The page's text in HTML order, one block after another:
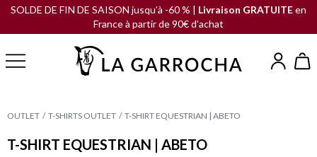
SOLDE DE FIN DE SAISON jusqu'à -60 % | Livraison GRATUITEen
France à partir de 90€ d'achat
OUTLET T-SHIRTS OUTLET T-SHIRT EQUESTRIAN | ABETO
T-SHIRT EQUESTRIAN | ABETO